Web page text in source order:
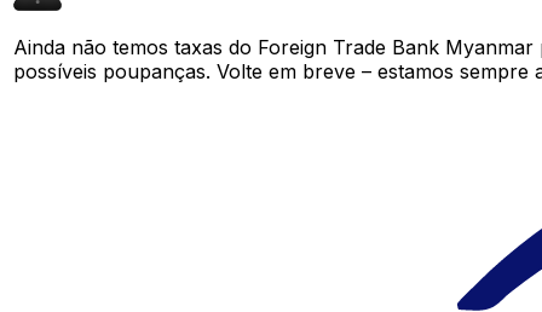
Ainda não temos taxas do Foreign Trade Bank
possíveis poupanças. Volte em breve – estamos sempre